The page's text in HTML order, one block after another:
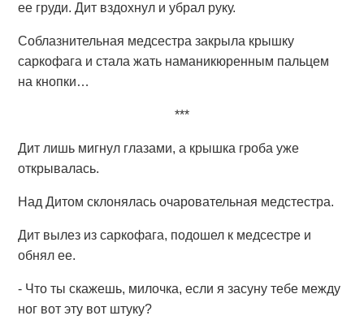
ее груди. Дит вздохнул и убрал руку.
Соблазнительная медсестра закрыла крышку
саркофага и стала жать наманикюренным пальцем
на кнопки…
***
Дит лишь мигнул глазами, а крышка гроба уже
открывалась.
Над Дитом склонялась очаровательная медстестра.
Дит вылез из саркофага, подошел к медсестре и
обнял ее.
- Что ты скажешь, милочка, если я засуну тебе между
ног вот эту вот штуку?